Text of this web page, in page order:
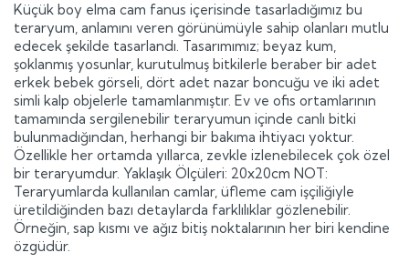
Küçük boy elma cam fanus içerisinde tasarladığımız bu
teraryum, anlamını veren görünümüyle sahip olanları mutlu
edecek şekilde tasarlandı. Tasarımımız; beyaz kum,
şoklanmış yosunlar, kurutulmuş bitkilerle beraber bir adet
erkek bebek görseli, dört adet nazar boncuğu ve iki adet
simli kalp objelerle tamamlanmıştır. Ev ve ofis ortamlarının
tamamında sergilenebilir teraryumun içinde canlı bitki
bulunmadığından, herhangi bir bakıma ihtiyacı yoktur.
Özellikle her ortamda yıllarca, zevkle izlenebilecek çok özel
bir teraryumdur. Yaklaşık Ölçüleri: 20x20cm NOT:
Teraryumlarda kullanılan camlar, üfleme cam işçiliğiyle
üretildiğinden bazı detaylarda farklılıklar gözlenebilir.
Örneğin, sap kısmı ve ağız bitiş noktalarının her biri kendine
özgüdür.